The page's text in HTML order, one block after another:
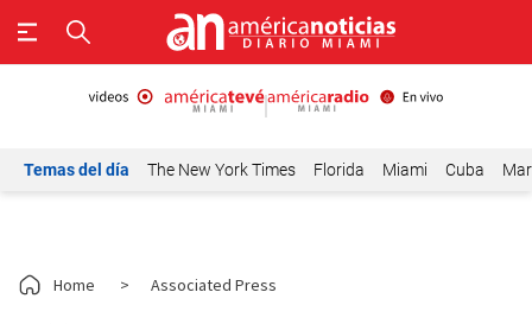
Temas del día The New York Times Florida Miami Cuba
Home > Associated Press